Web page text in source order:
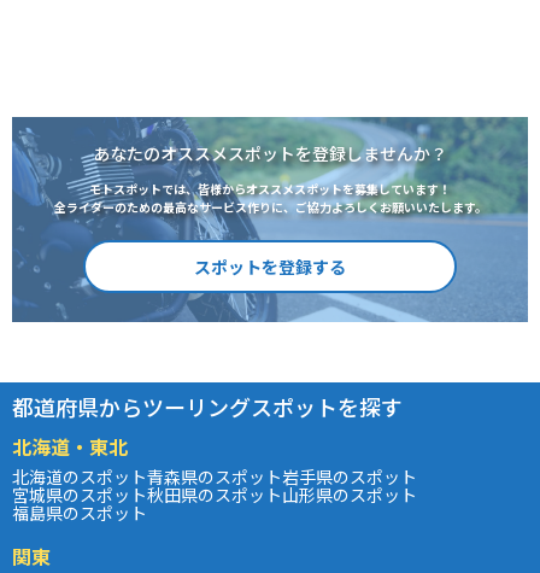
あなたのオススメスポットを登録しませんか？
モトスポットでは、皆様からオススメスポットを募集しています！
全ライダーのための最高なサービス作りに、ご協力よろしくお願いいたします。
スポットを登録する
都道府県からツーリングスポットを探す
北海道・東北
北海道のスポット青森県のスポット岩手県のスポット
宮城県のスポット秋田県のスポット山形県のスポット
福島県のスポット
関東